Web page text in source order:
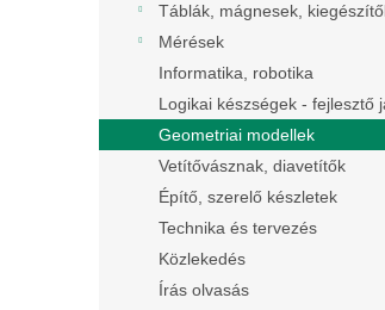
Táblák, mágnesek,
Mérések
Informatika, robotika
Logikai készségek - fejlesztő
Geometriai modellek
Vetítővásznak, diavetítők
Építő, szerelő készletek
Technika és tervezés
Közlekedés
Írás olvasás